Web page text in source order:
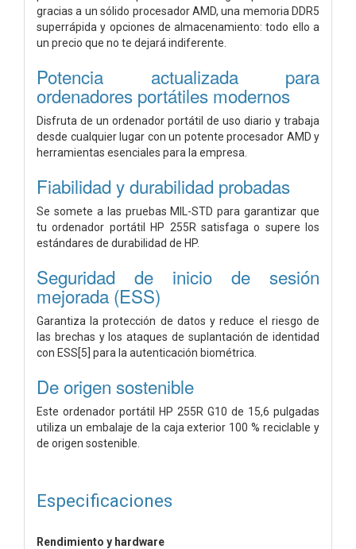
gracias a un sólido procesador AMD, una memoria DDR5
superrápida y opciones de almacenamiento: todo ello a
un precio que no te dejará indiferente.
Potencia actualizada para
ordenadores portátiles modernos
Disfruta de un ordenador portátil de uso diario y trabaja
desde cualquier lugar con un potente procesador AMD y
herramientas esenciales para la empresa.
Fiabilidad y durabilidad probadas
Se somete a las pruebas MIL-STD para garantizar que
tu ordenador portátil HP 255R satisfaga o supere los
estándares de durabilidad de HP.
Seguridad de inicio de sesión
mejorada (ESS)
Garantiza la protección de datos y reduce el riesgo de
las brechas y los ataques de suplantación de identidad
con ESS[5] para la autenticación biométrica.
De origen sostenible
Este ordenador portátil HP 255R G10 de 15,6 pulgadas
utiliza un embalaje de la caja exterior 100 % reciclable y
de origen sostenible.
Especificaciones
Rendimiento y hardware